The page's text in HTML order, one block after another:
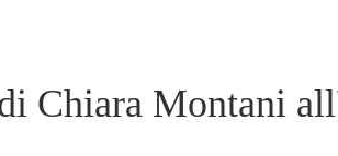
Chiara Montani